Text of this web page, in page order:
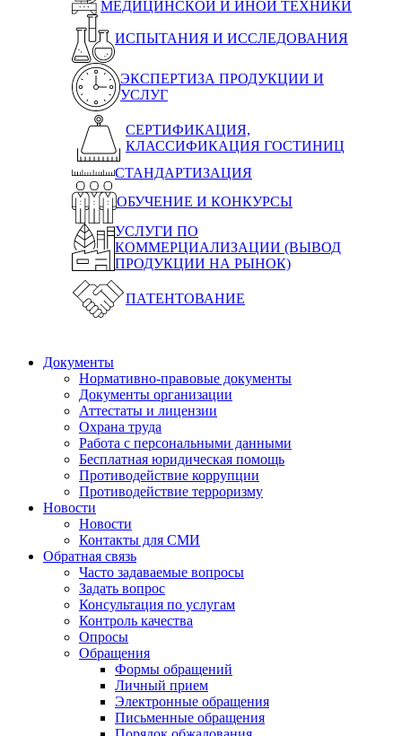
МЕДИЦИНСКОЙ И ИНОЙ ТЕХНИКИ
ИСПЫТАНИЯ И ИССЛЕДОВАНИЯ
ЭКСПЕРТИЗА ПРОДУКЦИИ И
УСЛУГ
СЕРТИФИКАЦИЯ,
КЛАССИФИКАЦИЯ ГОСТИНИЦ
СТАНДАРТИЗАЦИЯ
ОБУЧЕНИЕ И КОНКУРСЫ
УСЛУГИ ПО
КОММЕРЦИАЛИЗАЦИИ (ВЫВОД
ПРОДУКЦИИ НА РЫНОК)
ПАТЕНТОВАНИЕ
Документы
Нормативно-правовые документы
Документы организации
Аттестаты и лицензии
Охрана труда
Работа с персональными данными
Бесплатная юридическая помощь
Противодействие коррупции
Противодействие терроризму
Новости
Новости
Контакты для СМИ
Обратная связь
Часто задаваемые вопросы
Задать вопрос
Консультация по услугам
Контроль качества
Опросы
Обращения
Формы обращений
Личный прием
Электронные обращения
Письменные обращения